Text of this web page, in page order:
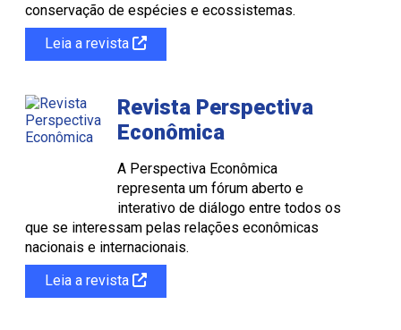
conservação de espécies e ecossistemas.
Leia a revista
Revista Perspectiva
Econômica
A Perspectiva Econômica
representa um fórum aberto e
interativo de diálogo entre todos os
que se interessam pelas relações econômicas
nacionais e internacionais.
Leia a revista